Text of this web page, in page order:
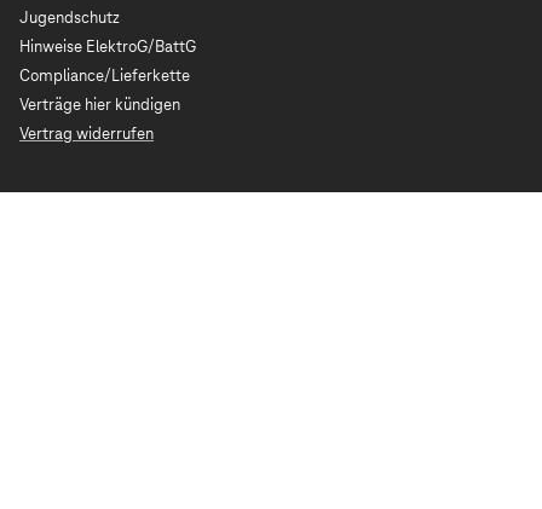
Jugendschutz
Hinweise ElektroG/BattG
Compliance/Lieferkette
Verträge hier kündigen
Vertrag widerrufen